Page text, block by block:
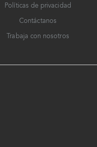
Políticas de privacidad
Contáctanos
Trabaja con nosotros